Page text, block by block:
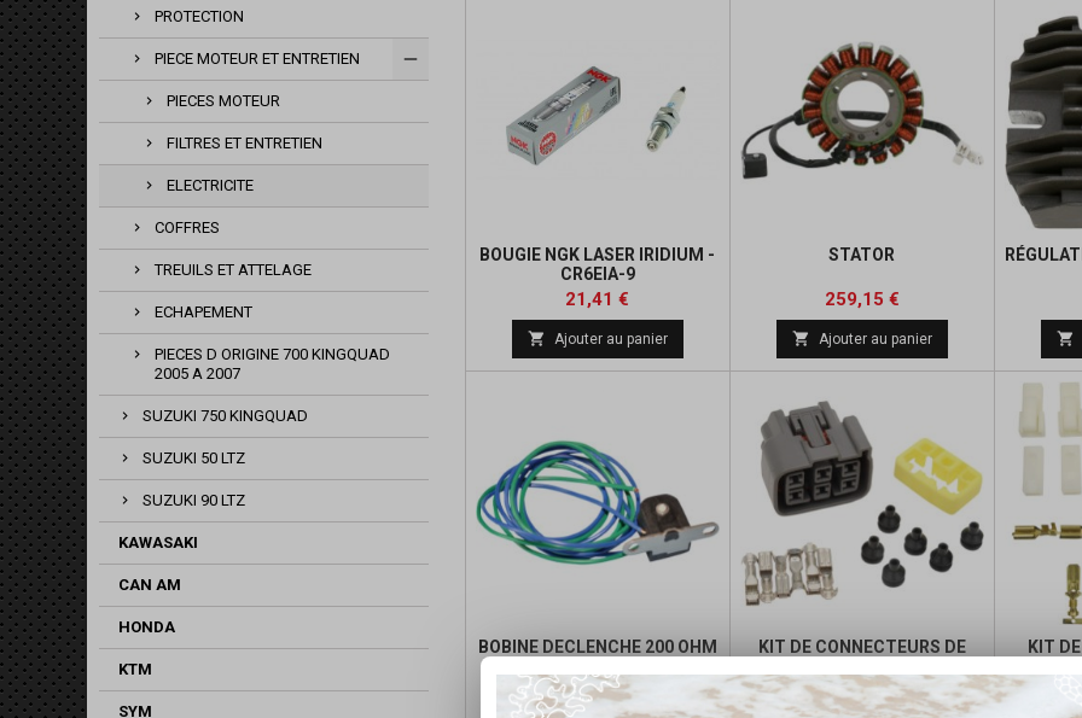
PROTECTION
PIECE MOTEUR ET ENTRETIEN
PIECES MOTEUR
FILTRES ET ENTRETIEN
ELECTRICITE
COFFRES
TREUILS ET ATTELAGE
ECHAPEMENT
PIECES D ORIGINE 700 KINGQUAD
2005 A 2007
SUZUKI 750 KINGQUAD
SUZUKI 50 LTZ
SUZUKI 90 LTZ
KAWASAKI
CAN AM
HONDA
KTM
SYM
BOUGIE NGK LASER IRIDIUM -
CR6EIA-9
Prix
21,41 €
base
 Ajouter au panier
STATOR
Prix
259,15 €Prix
de
base
 Ajouter au panier 
BOBINE DECLENCHE 200 OHM
Prix
65,61 €Prix
KIT DE CONNECTEURS DE
RECTIFIEUR/RÉGULATEUR
Prix
23,99 €Prix
KIT